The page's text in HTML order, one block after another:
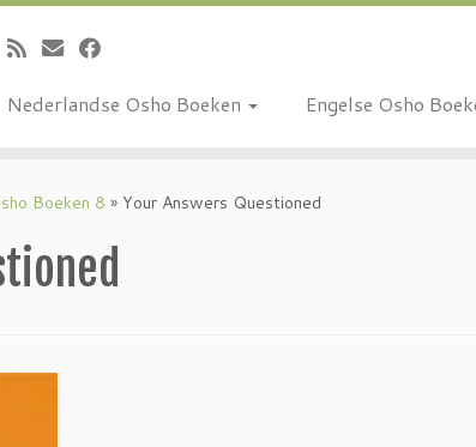
Nederlandse Osho Boeken Engelse Osho
Boeken 8 » Your Answers Questioned